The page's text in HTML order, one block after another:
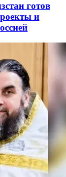
готов
и